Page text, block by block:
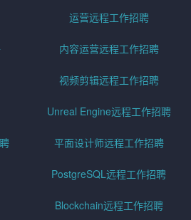
运营远程工作招聘
内容运营远程工作招聘
视频剪辑远程工作招聘
Unreal Engine远程工作招聘
平面设计师远程工作招聘
PostgreSQL远程工作招聘
Blockchain远程工作招聘